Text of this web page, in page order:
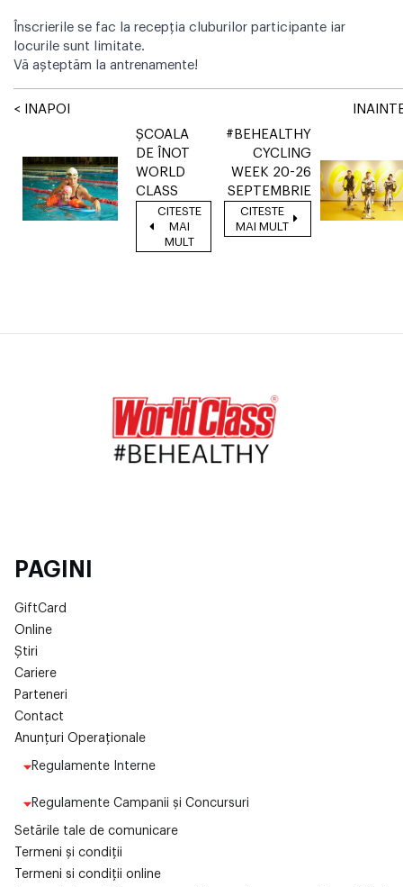
Înscrierile se fac la recepția cluburilor participante iar
locurile sunt limitate.
Vă așteptăm la antrenamente!
< INAPOI
ȘCOALA
DE ÎNOT
WORLD
CLASS
CITESTE
MAI
MULT
#BEHEALTHY
CYCLING
WEEK 20-26
SEPTEMBRIE
CITESTE
MAI MULT
PAGINI
GiftCard
Online
Știri
Cariere
Parteneri
Contact
Anunțuri Operaționale
Regulamente Interne
Regulamente Campanii și Concursuri
Setările tale de comunicare
Termeni și condiții
Termeni si condiții online